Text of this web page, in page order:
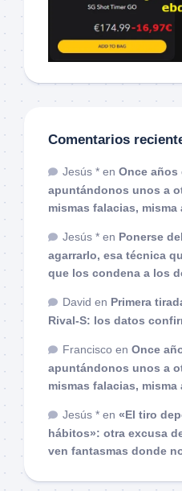
Comentarios
Jesús * en Once años
apuntándonos unos a
mismas falacias, misma
Jesús * en Ponerse
agarrarlo, esa técnica
que los condena a los
David en Primera
Rival-S: los datos
Francisco en Once
apuntándonos unos a
mismas falacias, misma
Jesús * en «El tiro
hábitos»: otra excusa
ven fantasmas donde